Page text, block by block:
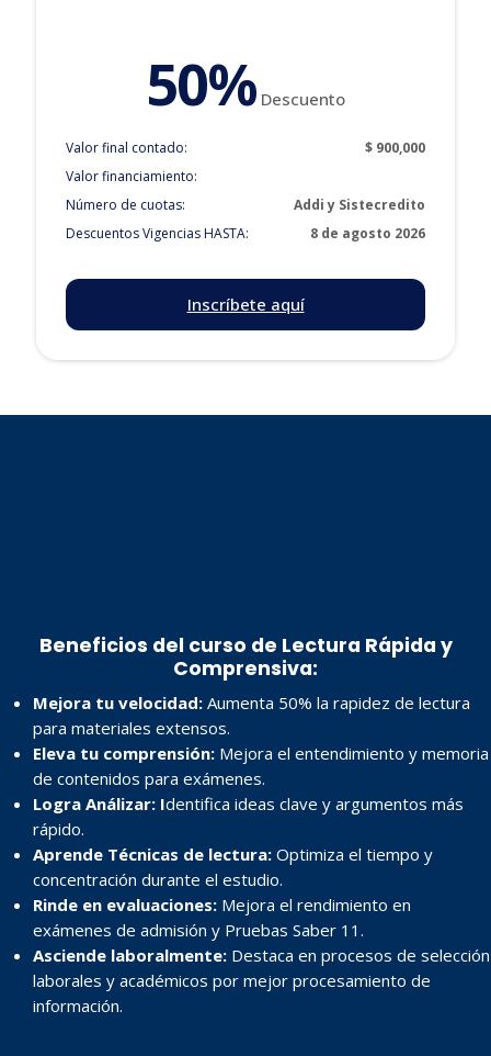
50% Descuento
Valor final contado:
$ 900,000
Valor financiamiento:
Número de cuotas:
Addi y Sistecredito
Descuentos Vigencias HASTA:
8 de agosto 2026
Inscríbete aquí
Beneficios del curso de Lectura Rápida y
Comprensiva:
Mejora tu velocidad: Aumenta 50% la rapidez de lectura
para materiales extensos.
Eleva tu comprensión: Mejora el entendimiento y memoria
de contenidos para exámenes.
Logra Análizar: Identifica ideas clave y argumentos más
rápido.
Aprende Técnicas de lectura: Optimiza el tiempo y
concentración durante el estudio.
Rinde en evaluaciones: Mejora el rendimiento en
exámenes de admisión y Pruebas Saber 11.
Asciende laboralmente: Destaca en procesos de selección
laborales y académicos por mejor procesamiento de
información.